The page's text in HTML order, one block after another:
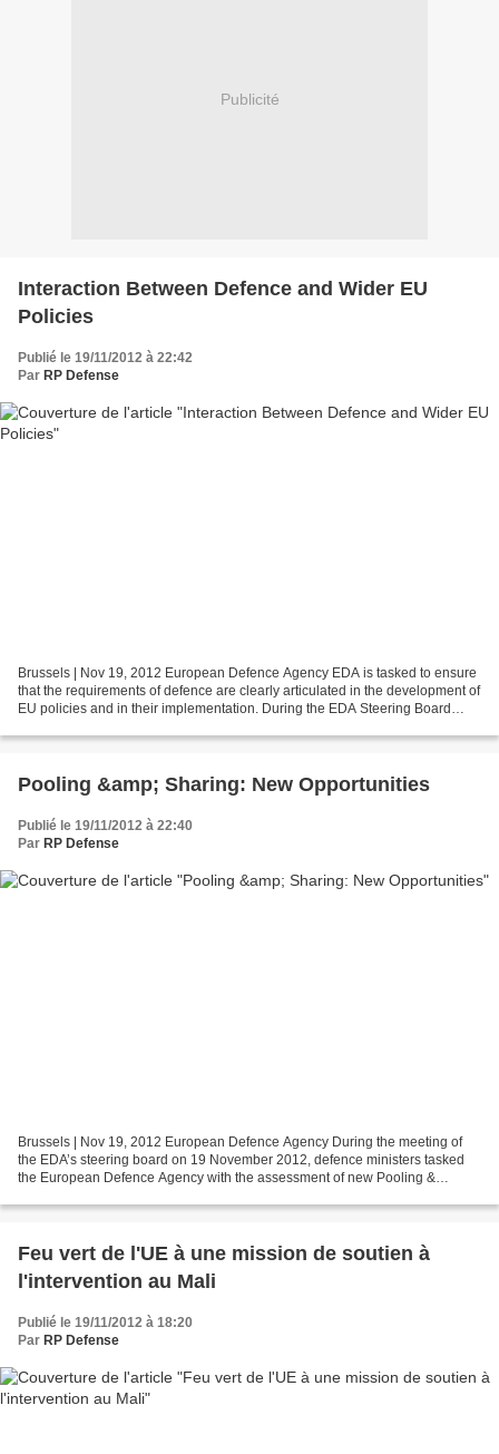
Publicité
Interaction Between Defence and Wider EU
Policies
Publié le 19/11/2012 à 22:42
Par RP Defense
Brussels | Nov 19, 2012 European Defence Agency EDA is tasked to ensure
that the requirements of defence are clearly articulated in the development of
EU policies and in their implementation. During the EDA Steering Board
Pooling &amp; Sharing: New Opportunities
Publié le 19/11/2012 à 22:40
Par RP Defense
Brussels | Nov 19, 2012 European Defence Agency During the meeting of
the EDA’s steering board on 19 November 2012, defence ministers tasked
the European Defence Agency with the assessment of new Pooling &
Feu vert de l'UE à une mission de soutien à
l'intervention au Mali
Publié le 19/11/2012 à 18:20
Par RP Defense